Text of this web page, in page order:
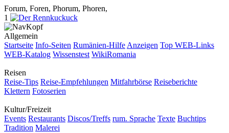
Forum, Foren, Phorum, Phoren,
1
Allgemein
Startseite Info-Seiten Rumänien-Hilfe Anzeigen Top WEB-Links
WEB-Katalog Wissenstest WikiRomania
Reisen
Reise-Tips Reise-Empfehlungen Mitfahrbörse Reiseberichte
Klettern Fotoserien
Kultur/Freizeit
Events Restaurants Discos/Treffs rum. Sprache Texte Buchtips
Tradition Malerei